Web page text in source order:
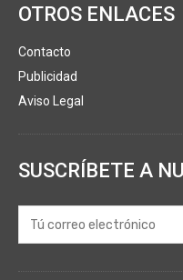
OTROS ENLACES
Contacto
Publicidad
Aviso Legal
SUSCRÍBETE A